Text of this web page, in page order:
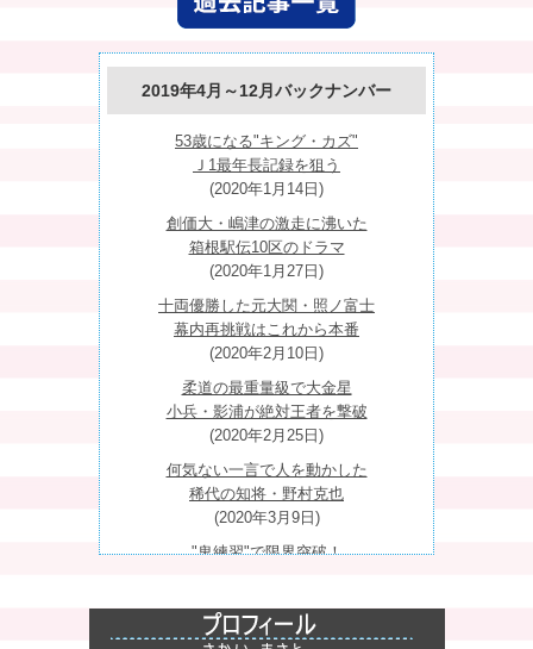
2019年4月～12月バックナンバー
53歳になる"キング・カズ"
Ｊ1最年長記録を狙う
(2020年1月14日)
創価大・嶋津の激走に沸いた
箱根駅伝10区のドラマ
(2020年1月27日)
十両優勝した元大関・照ノ富士
幕内再挑戦はこれから本番
(2020年2月10日)
柔道の最重量級で大金星
小兵・影浦が絶対王者を撃破
(2020年2月25日)
何気ない一言で人を動かした
稀代の知将・野村克也
(2020年3月9日)
"鬼練習"で限界突破！
復活を期す巨人・中島宏之